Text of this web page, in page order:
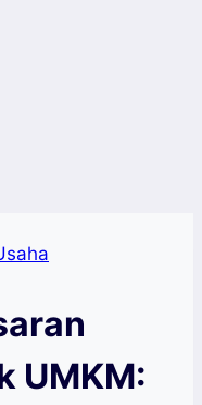
UMKM: